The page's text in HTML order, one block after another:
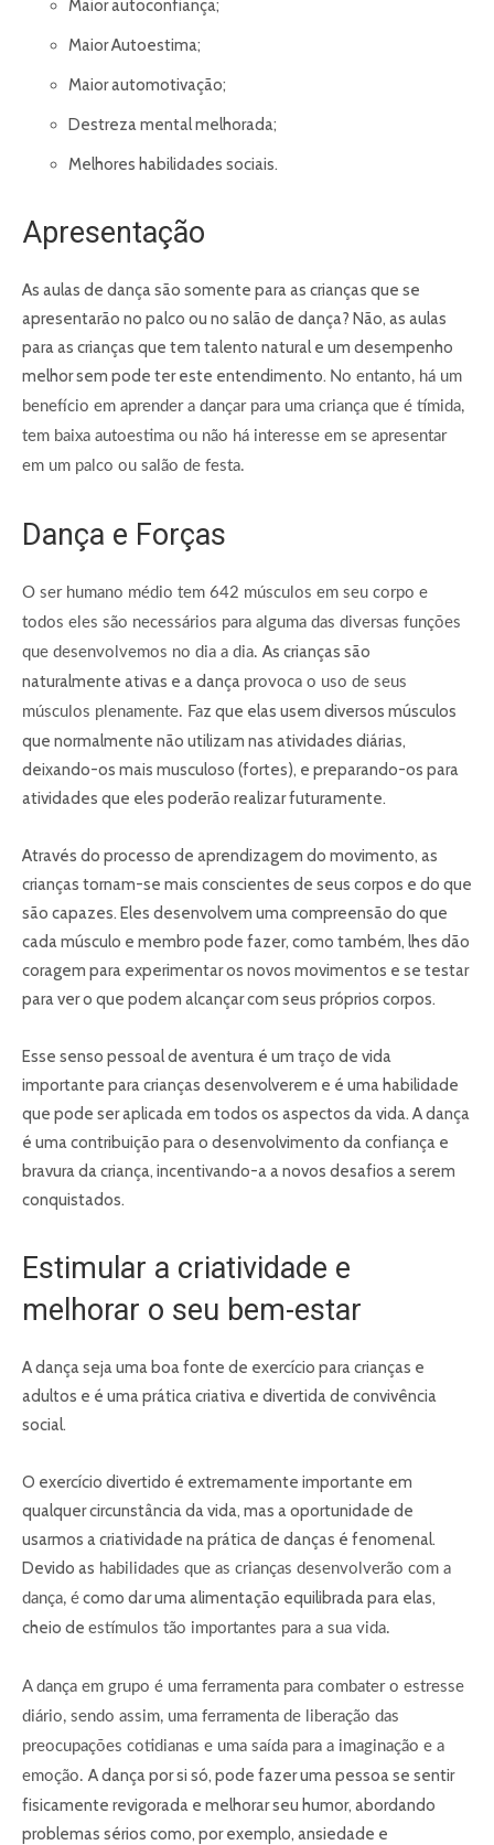
Maior autoconfiança;
Maior Autoestima;
Maior automotivação;
Destreza mental melhorada;
Melhores habilidades sociais.
Apresentação
As aulas de dança são somente para as crianças que se
apresentarão no palco ou no salão de dança? Não, as aulas
para as crianças que tem talento natural e um desempenho
melhor sem pode ter este entendimento. No entanto, há um
benefício em aprender a dançar para uma criança que é tímida,
tem baixa autoestima ou não há interesse em se apresentar
em um palco ou salão de festa.
Dança e Forças
O ser humano médio tem 642 músculos em seu corpo e
todos eles são necessários para alguma das diversas funções
que desenvolvemos no dia a dia. As crianças são
naturalmente ativas e a dança provoca o uso de seus
músculos plenamente. Faz que elas usem diversos músculos
que normalmente não utilizam nas atividades diárias,
deixando-os mais musculoso (fortes), e preparando-os para
atividades que eles poderão realizar futuramente.
Através do processo de aprendizagem do movimento, as
crianças tornam-se mais conscientes de seus corpos e do que
são capazes. Eles desenvolvem uma compreensão do que
cada músculo e membro pode fazer, como também, lhes dão
coragem para experimentar os novos movimentos e se testar
para ver o que podem alcançar com seus próprios corpos.
Esse senso pessoal de aventura é um traço de vida
importante para crianças desenvolverem e é uma habilidade
que pode ser aplicada em todos os aspectos da vida. A dança
é uma contribuição para o desenvolvimento da confiança e
bravura da criança, incentivando-a a novos desafios a serem
conquistados.
Estimular a criatividade e
melhorar o seu bem-estar
A dança seja uma boa fonte de exercício para crianças e
adultos e é uma prática criativa e divertida de convivência
social.
O exercício divertido é extremamente importante em
qualquer circunstância da vida, mas a oportunidade de
usarmos a criatividade na prática de danças é fenomenal.
Devido as habilidades que as crianças desenvolverão com a
dança, é como dar uma alimentação equilibrada para elas,
cheio de estímulos tão importantes para a sua vida.
A dança em grupo é uma ferramenta para combater o estresse
diário, sendo assim, uma ferramenta de liberação das
preocupações cotidianas e uma saída para a imaginação e a
emoção. A dança por si só, pode fazer uma pessoa se sentir
fisicamente revigorada e melhorar seu humor, abordando
problemas sérios como, por exemplo, ansiedade e